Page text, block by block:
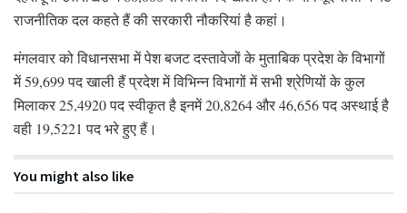
राजनीतिक दल कहते हैं की सरकारी नौकरियां है कहां।
मंगलवार को विधानसभा में पेश बजट दस्तावेजों के मुताबिक प्रदेश के विभागों
में 59,699 पद खाली हैं प्रदेश में विभिन्न विभागों में सभी श्रेणियों के कुल
मिलाकर 25,4920 पद स्वीकृत है इनमें 20,8264 और 46,656 पद अस्थाई है
वही 19,5221 पद भरे हुए हैं।
You might also like